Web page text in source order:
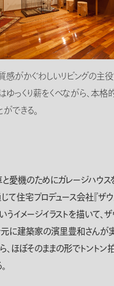
感がかぐわしいリビングの主役
ゆっくり薪をくべながら、本格
できる。
愛機のためにガレージハウス
て住宅プロデュース会社『ザウ
うイメージイラストを描いて、
元に建築家の濱里豊和さんが
、ほぼそのままの形でトント